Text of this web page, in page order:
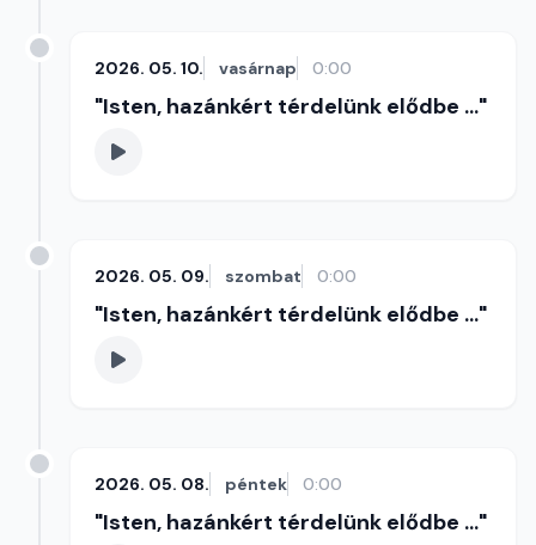
2026. 05. 10. vasárnap 0:00
"Isten, hazánkért térdelünk elődbe ..."
2026. 05. 09. szombat 0:00
"Isten, hazánkért térdelünk elődbe ..."
2026. 05. 08. péntek 0:00
"Isten, hazánkért térdelünk elődbe ..."